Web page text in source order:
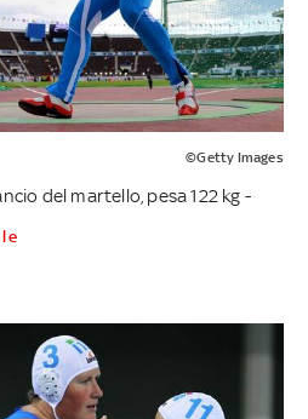
©Getty Images
del martello, pesa 122 kg -